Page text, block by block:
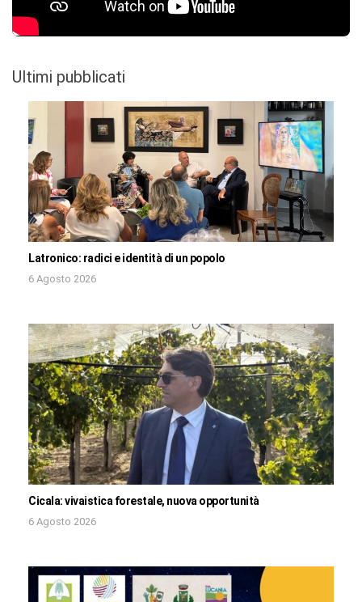
Ultimi pubblicati
Latronico: radici e identità di un popolo
6 Agosto 2026
Cicala: vivaistica forestale, nuova opportunità
6 Agosto 2026